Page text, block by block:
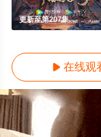
更新至第207集
 在线观